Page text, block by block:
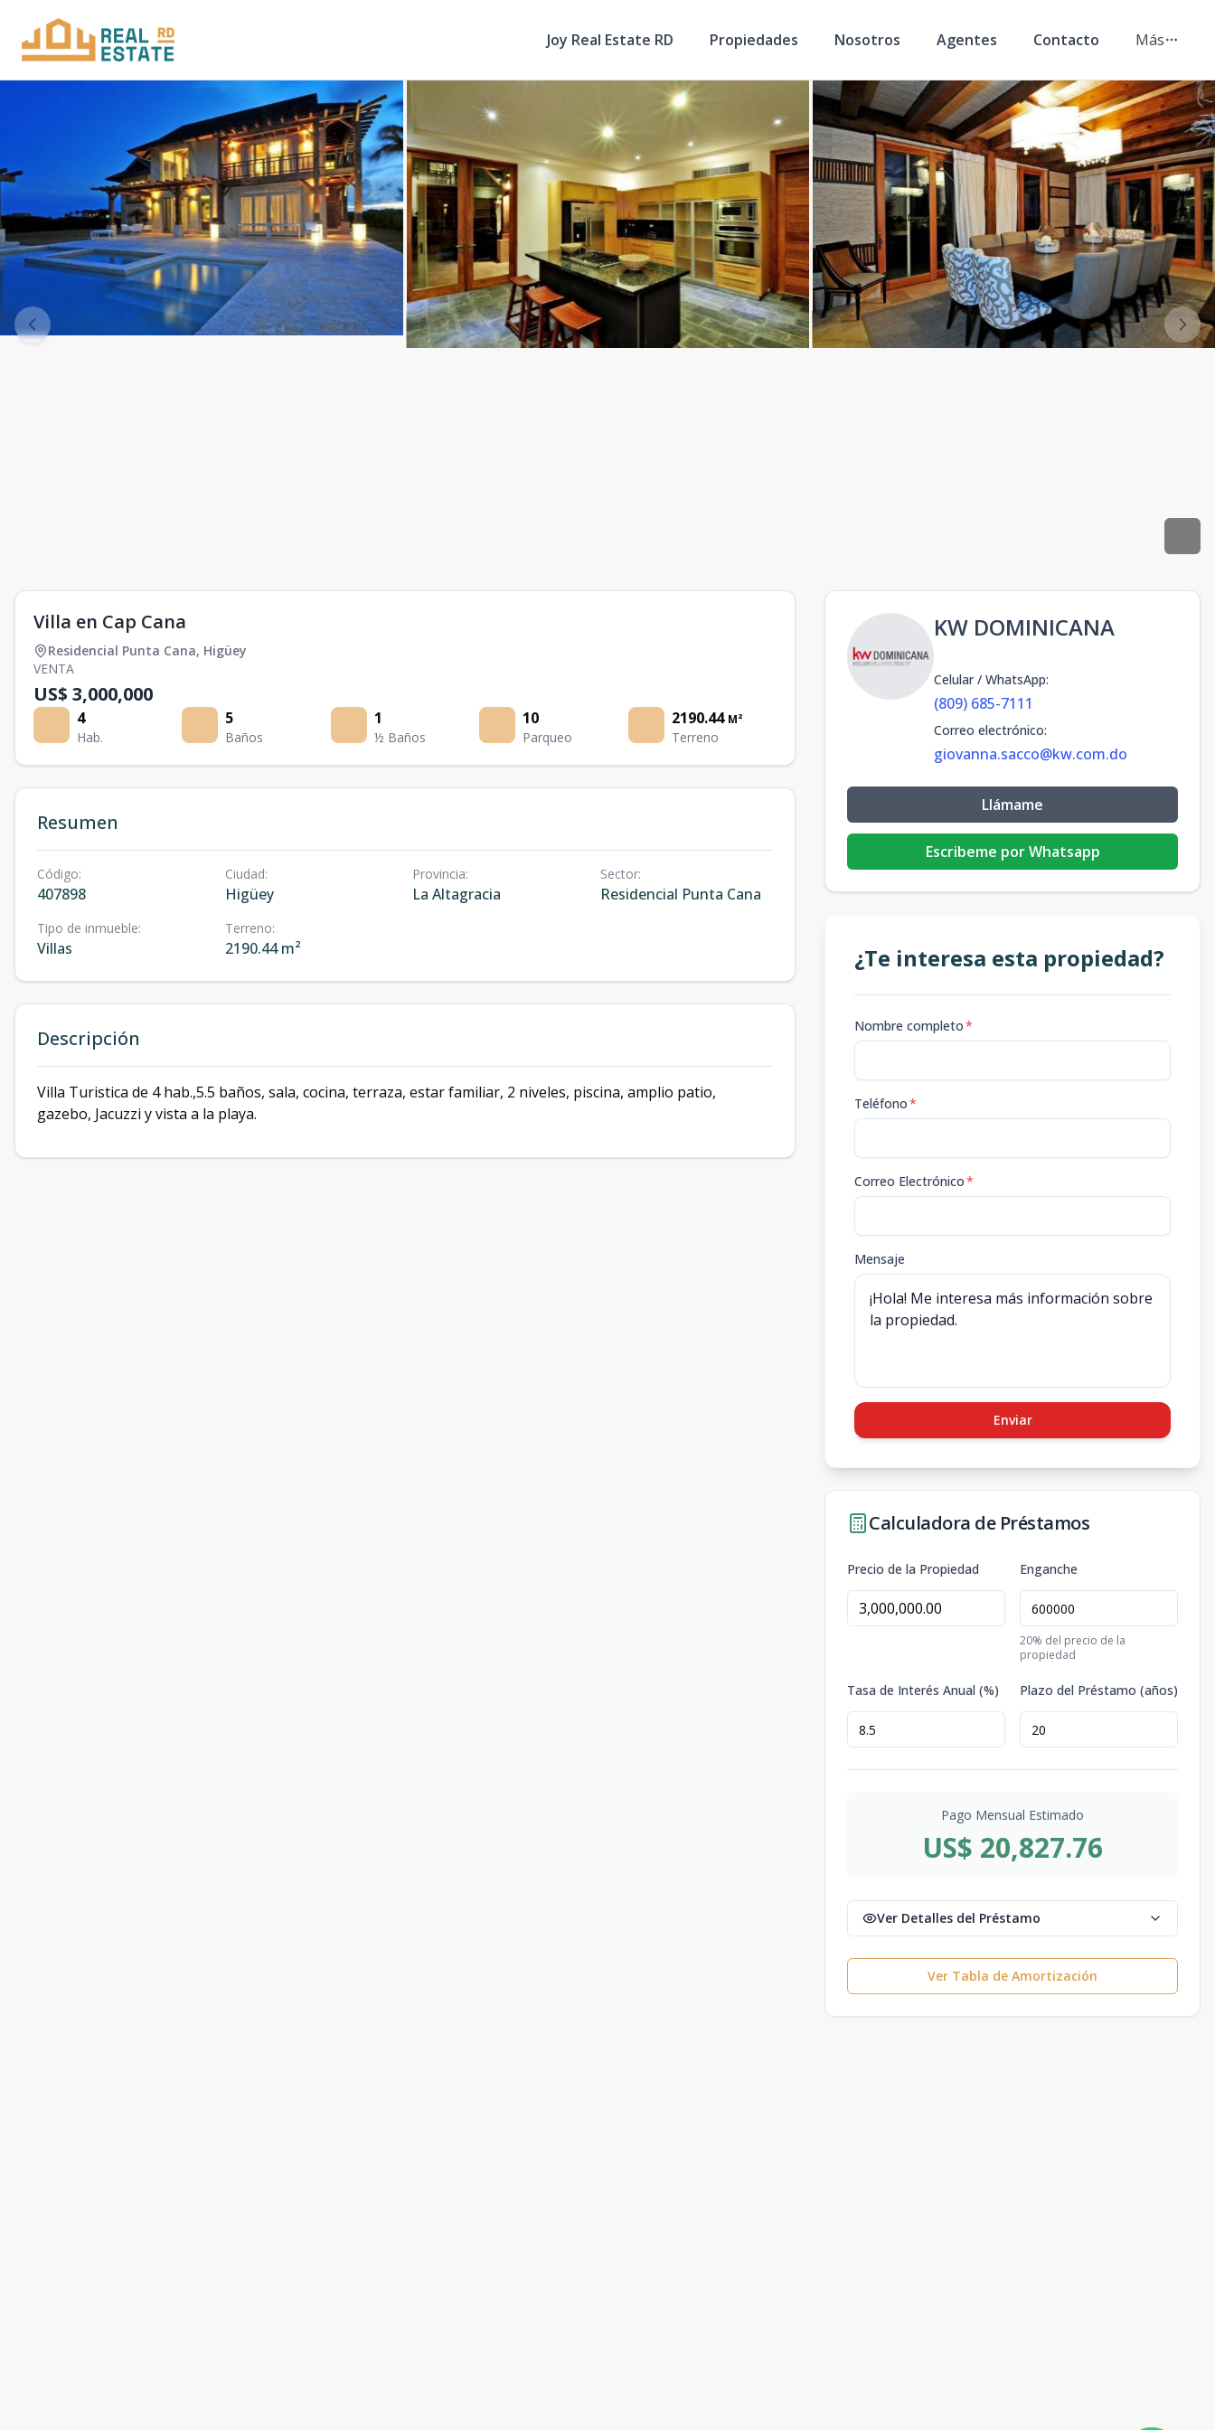
Joy Real Estate RD Propiedades Nosotros Agentes Contacto Más
Villa en Cap Cana
Residencial Punta Cana, Higüey
VENTA
US$ 3,000,000
4
Hab.
5
Baños
1
½ Baños
10
Parqueo
2190.44 M²
Terreno
Resumen
Código:
407898
Ciudad:
Higüey
Provincia:
La Altagracia
Sector:
Residencial Punta Cana
Tipo de inmueble:
Villas
Terreno:
2190.44 m²
Descripción
Villa Turistica de 4 hab.,5.5 baños, sala, cocina, terraza, estar familiar, 2 niveles, piscina, amplio patio,
gazebo, Jacuzzi y vista a la playa.
KW DOMINICANA
Celular / WhatsApp:
(809) 685-7111
Correo electrónico:
giovanna.sacco@kw.com.do
Llámame
Escribeme por Whatsapp
¿Te interesa esta propiedad?
Nombre completo*
Teléfono*
Correo Electrónico*
Mensaje
Enviar
Calculadora de Préstamos
Precio de la Propiedad Enganche
20% del precio de la
propiedad
Tasa de Interés Anual (%) Plazo del Préstamo (años)
Pago Mensual Estimado
US$ 20,827.76
Ver Detalles del Préstamo
Ver Tabla de Amortización